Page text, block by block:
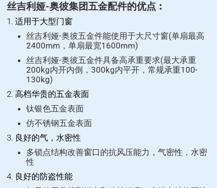
丝吉利娅-奥彼集团五金配件的优点︰
1. 适用于大型门窗
丝吉利娅-奥彼五金件能使用于大尺寸窗(单扇最高
2400mm，单扇最宽1600mm)
丝吉利娅-奥彼五金件具备高承重要求(最大承重
200kg内开内倒，300kg内平开，常规承重100-
130kg)
2. 高档华贵的五金表面
钛银色五金表面
仿不锈钢五金表面
3. 良好的气，水密性
多锁点结构改善窗口的抗风压能力，气密性，水密
性
4. 良好的防盗性能